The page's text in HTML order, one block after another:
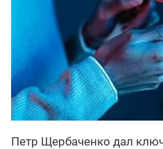
Петр Щербаченко дал